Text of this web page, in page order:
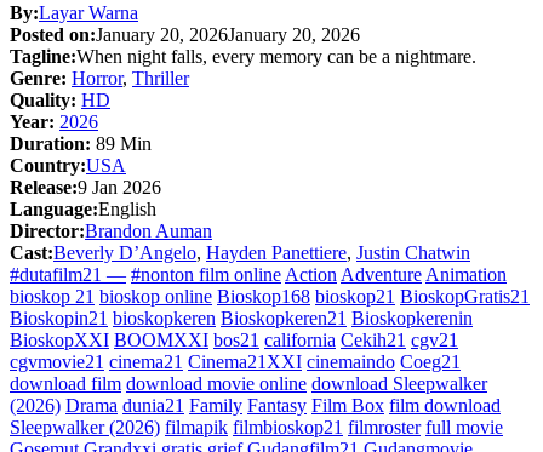
By:Layar Warna
Posted on:January 20, 2026January 20, 2026
Tagline:When night falls, every memory can be a nightmare.
Genre: Horror, Thriller
Quality: HD
Year: 2026
Duration: 89 Min
Country:USA
Release:9 Jan 2026
Language:English
Director:Brandon Auman
Cast:Beverly D’Angelo, Hayden Panettiere, Justin Chatwin
#dutafilm21 — #nonton film online Action Adventure Animation
bioskop 21 bioskop online Bioskop168 bioskop21 BioskopGratis21
Bioskopin21 bioskopkeren Bioskopkeren21 Bioskopkerenin
BioskopXXI BOOMXXI bos21 california Cekih21 cgv21
cgvmovie21 cinema21 Cinema21XXI cinemaindo Coeg21
download film download movie online download Sleepwalker
(2026) Drama dunia21 Family Fantasy Film Box film download
Sleepwalker (2026) filmapik filmbioskop21 filmroster full movie